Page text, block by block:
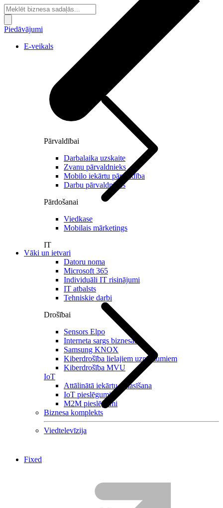
Pārvaldībai
Darbalaika uzskaite
Zvanu pārvaldnieks
Mobilo iekārtu pārvaldība
Darbu pārvaldnieks
Pārdošanai
Viedkase
Mobilais mārketings
IT
Datoru noma
Microsoft 365
Individuāli IT risinājumi
IT atbalsts
Tehniskie darbi
Drošībai
Sensors Elpo
Interneta sargs biznesam
Samsung KNOX
Kiberdrošība lielajiem uzņēmumiem
Kiberdrošība MVU
IoT
Attālinātā iekārtu nolasīšana
IoT pieslēgumi
M2M pieslēgumi
Biznesa komplekts
Viedtelevīzija
Piedāvājumi
E-veikals
Vāki un ietvari
Fixed